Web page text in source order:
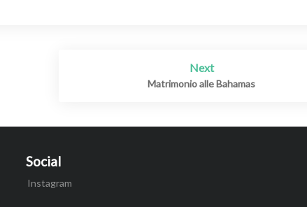
Next
Matrimonio alle Bahamas
Social
Instagram